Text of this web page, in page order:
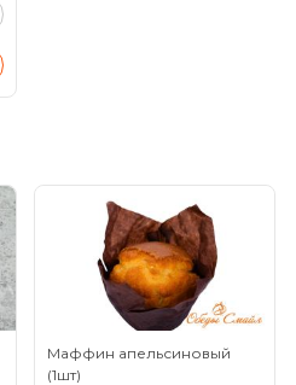
Маффин апельсиновый
(1шт)